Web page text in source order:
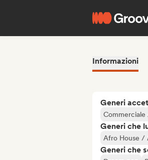
Informazioni
Generi
Generi che
Afro House /
Generi che